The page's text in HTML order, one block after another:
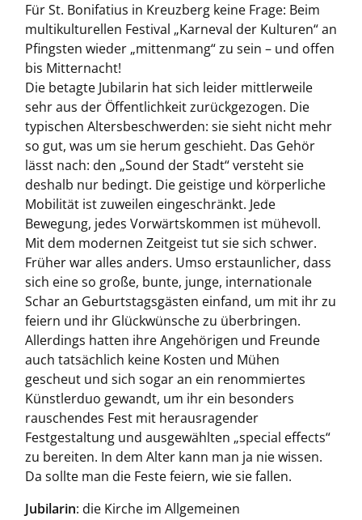
Für St. Bonifatius in Kreuzberg keine Frage: Beim
multikulturellen Festival „Karneval der Kulturen“ an
Pfingsten wieder „mittenmang“ zu sein – und offen
bis Mitternacht!
Die betagte Jubilarin hat sich leider mittlerweile
sehr aus der Öffentlichkeit zurückgezogen. Die
typischen Altersbeschwerden: sie sieht nicht mehr
so gut, was um sie herum geschieht. Das Gehör
lässt nach: den „Sound der Stadt“ versteht sie
deshalb nur bedingt. Die geistige und körperliche
Mobilität ist zuweilen eingeschränkt. Jede
Bewegung, jedes Vorwärtskommen ist mühevoll.
Mit dem modernen Zeitgeist tut sie sich schwer.
Früher war alles anders. Umso erstaunlicher, dass
sich eine so große, bunte, junge, internationale
Schar an Geburtstagsgästen einfand, um mit ihr zu
feiern und ihr Glückwünsche zu überbringen.
Allerdings hatten ihre Angehörigen und Freunde
auch tatsächlich keine Kosten und Mühen
gescheut und sich sogar an ein renommiertes
Künstlerduo gewandt, um ihr ein besonders
rauschendes Fest mit herausragender
Festgestaltung und ausgewählten „special effects“
zu bereiten. In dem Alter kann man ja nie wissen.
Da sollte man die Feste feiern, wie sie fallen.
Jubilarin: die Kirche im Allgemeinen